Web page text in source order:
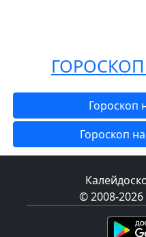
Гороскоп
Гороскоп
© 2008-2026